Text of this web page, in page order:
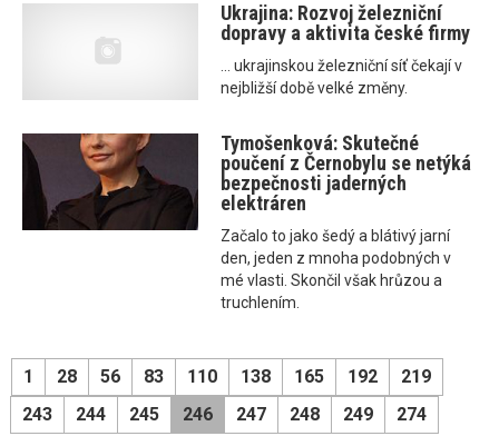
Ukrajina: Rozvoj železniční
dopravy a aktivita české firmy
... ukrajinskou železniční síť čekají v
nejbližší době velké změny.
Tymošenková: Skutečné
poučení z Černobylu se netýká
bezpečnosti jaderných
elektráren
Začalo to jako šedý a blátivý jarní
den, jeden z mnoha podobných v
mé vlasti. Skončil však hrůzou a
truchlením.
1 28 56 83 110 138 165 192
219
243
244 245 246 247 248 249 274